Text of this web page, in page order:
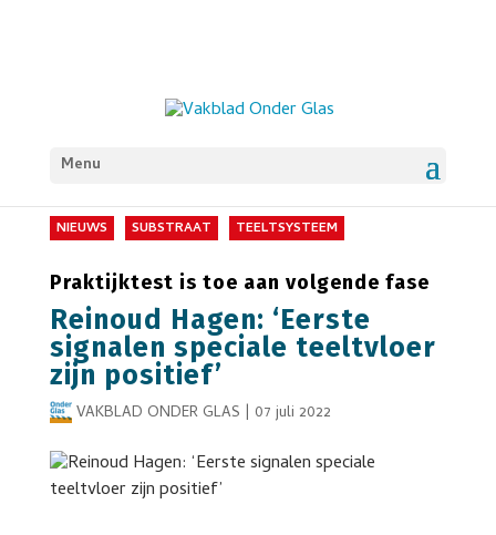
Menu
NIEUWS SUBSTRAAT TEELTSYSTEEM
Praktijktest is toe aan volgende fase
Reinoud Hagen: ‘Eerste
signalen speciale teeltvloer
zijn positief’
VAKBLAD ONDER GLAS | 07 juli 2022